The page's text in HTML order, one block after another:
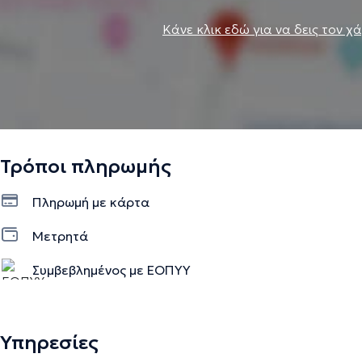
Κάνε κλικ εδώ για να δεις τον
Τρόποι πληρωμής
Πληρωμή με κάρτα
Μετρητά
Συμβεβλημένος με ΕΟΠΥΥ
Υπηρεσίες